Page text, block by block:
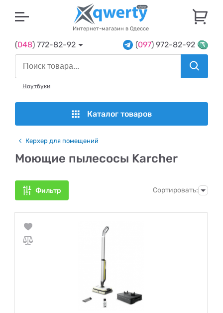
Интернет-магазин в Одессе
(048) 772-82-92 (097) 972-82-92
Ноутбуки
Каталог товаров
Керхер для помещений
Моющие пылесосы Karcher
Фильтр Сортировать: